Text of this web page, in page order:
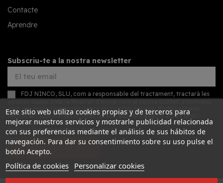
Contacte
Aprendre
Subscriu-te a la nostra newsletter
FDJ NINCO, SLU, com a responsable del tractament, tractarà les
amb novetats comercials sobre els nostres serveis. Podeu accedir,
rectificar i suprimir les vostres dades, així com exercir altres drets
consultant la informació addicional detallada sobre protecció de
dades a la nostrapolítica de privacitat
SUBSCRIURE'S
Este sitio web utiliza cookies propias y de terceros para
mejorar nuestros servicios y mostrarle publicidad relacionada
con sus preferencias mediante el análisis de sus hábitos de
navegación. Para dar su consentimiento sobre su uso pulse el
botón Acepto.
Política de cookies Personalizar cookies